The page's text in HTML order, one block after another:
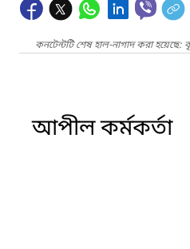
কনটেন্টটি শেষ হাল-নাগাদ করা
আপীল কর্মকর্তা